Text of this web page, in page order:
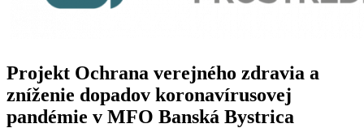
Projekt Ochrana verejného zdravia a
zníženie dopadov koronavírusovej
pandémie v MFO Banská Bystrica